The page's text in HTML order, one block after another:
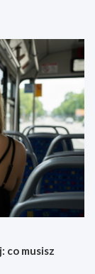
co musisz